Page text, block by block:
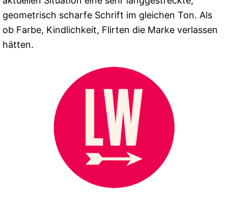
geometrisch scharfe Schrift im gleichen Ton. Als
ob Farbe, Kindlichkeit, Flirten die Marke verlassen
hätten.